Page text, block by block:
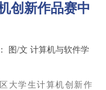
创新作品赛中
图/文 计算机与软件学
大学生计算机创新作